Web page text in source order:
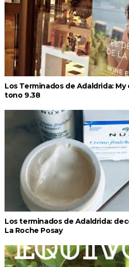
Los Terminados de Adaldrida:
tono 9.38
Los terminados de Adaldrida:
La Roche Posay